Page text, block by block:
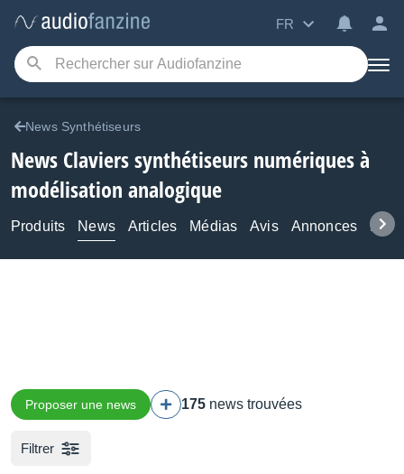
FR
News Synthétiseurs
News Claviers synthétiseurs numériques à
modélisation analogique
Produits News Articles Médias Avis Annonces
Proposer une news 175 news trouvées
Filtrer